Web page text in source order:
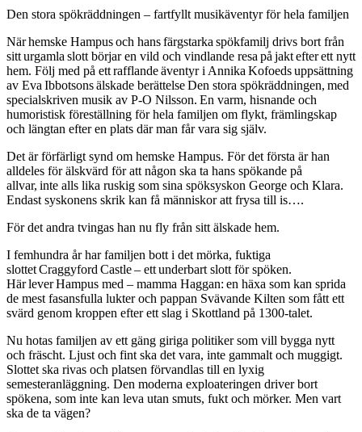
Den stora spökräddningen – fartfyllt musikäventyr för hela familjen
När hemske Hampus och hans färgstarka spökfamilj drivs bort från
sitt urgamla slott börjar en vild och vindlande resa på jakt efter ett nytt
hem. Följ med på ett rafflande äventyr i Annika Kofoeds uppsättning
av Eva Ibbotsons älskade berättelse Den stora spökräddningen, med
specialskriven musik av P-O Nilsson. En varm, hisnande och
humoristisk föreställning för hela familjen om flykt, främlingskap
och längtan efter en plats där man får vara sig själv.
Det är förfärligt synd om hemske Hampus. För det första är han
alldeles för älskvärd för att någon ska ta hans spökande på
allvar, inte alls lika ruskig som sina spöksyskon George och Klara.
Endast syskonens skrik kan få människor att frysa till is….
För det andra tvingas han nu fly från sitt älskade hem.
I femhundra år har familjen bott i det mörka, fuktiga
slottet Craggyford Castle – ett underbart slott för spöken.
Här lever Hampus med – mamma Haggan: en häxa som kan sprida
de mest fasansfulla lukter och pappan Svävande Kilten som fått ett
svärd genom kroppen efter ett slag i Skottland på 1300-talet.
Nu hotas familjen av ett gäng giriga politiker som vill bygga nytt
och fräscht. Ljust och fint ska det vara, inte gammalt och muggigt.
Slottet ska rivas och platsen förvandlas till en lyxig
semesteranläggning. Den moderna exploateringen driver bort
spökena, som inte kan leva utan smuts, fukt och mörker. Men vart
ska de ta vägen?